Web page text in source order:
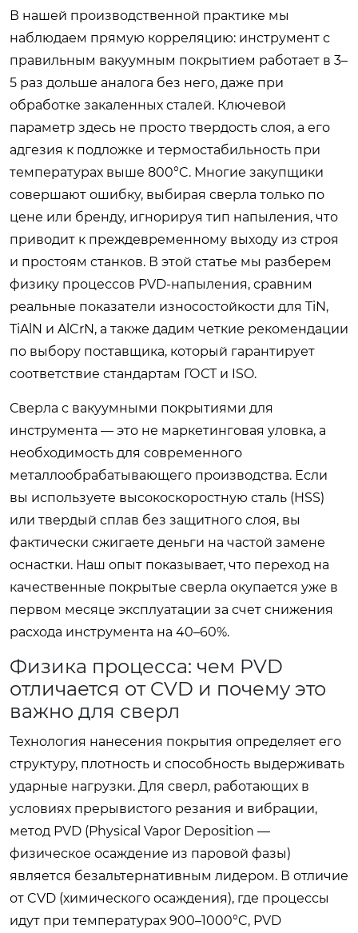
В нашей производственной практике мы
наблюдаем прямую корреляцию: инструмент с
правильным вакуумным покрытием работает в 3–
5 раз дольше аналога без него, даже при
обработке закаленных сталей. Ключевой
параметр здесь не просто твердость слоя, а его
адгезия к подложке и термостабильность при
температурах выше 800°C. Многие закупщики
совершают ошибку, выбирая сверла только по
цене или бренду, игнорируя тип напыления, что
приводит к преждевременному выходу из строя
и простоям станков. В этой статье мы разберем
физику процессов PVD-напыления, сравним
реальные показатели износостойкости для TiN,
TiAlN и AlCrN, а также дадим четкие рекомендации
по выбору поставщика, который гарантирует
соответствие стандартам ГОСТ и ISO.
Сверла с вакуумными покрытиями для
инструмента — это не маркетинговая уловка, а
необходимость для современного
металлообрабатывающего производства. Если
вы используете высокоскоростную сталь (HSS)
или твердый сплав без защитного слоя, вы
фактически сжигаете деньги на частой замене
оснастки. Наш опыт показывает, что переход на
качественные покрытые сверла окупается уже в
первом месяце эксплуатации за счет снижения
расхода инструмента на 40–60%.
Физика процесса: чем PVD
отличается от CVD и почему это
важно для сверл
Технология нанесения покрытия определяет его
структуру, плотность и способность выдерживать
ударные нагрузки. Для сверл, работающих в
условиях прерывистого резания и вибрации,
метод PVD (Physical Vapor Deposition —
физическое осаждение из паровой фазы)
является безальтернативным лидером. В отличие
от CVD (химического осаждения), где процессы
идут при температурах 900–1000°C, PVD